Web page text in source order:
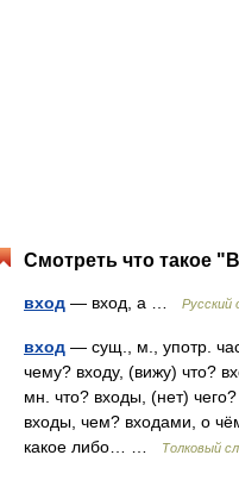
Смотреть что такое
вход — вход, а … Русский
вход — сущ., м., употр.
чему? входу, (вижу) что?
мн. что? входы, (нет)
входы, чем? входами, о
какое либо… …
Толковый